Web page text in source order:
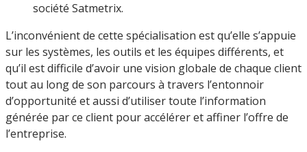
société Satmetrix.
L’inconvénient de cette spécialisation est qu’elle s’appuie
sur les systèmes, les outils et les équipes différents, et
qu’il est difficile d’avoir une vision globale de chaque client
tout au long de son parcours à travers l’entonnoir
d’opportunité et aussi d’utiliser toute l’information
générée par ce client pour accélérer et affiner l’offre de
l’entreprise.